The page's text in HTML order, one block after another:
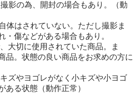
影の為、開封の場合もあり。（動
体はされていない。ただし撮影ま
・傷などがある場合もあり。
大切に使用されていた商品。ま
品。状態の良い商品をお求めの方に
ズやヨゴレがなく小キズや小ヨゴ
ある状態（動作正常）